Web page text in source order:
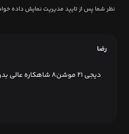
نظر شما پس از تایید مدیریت نمایش داده
رضا
دیجی ۲۱ موشن۸ شاهکاره عالی بدون نقص ابدی